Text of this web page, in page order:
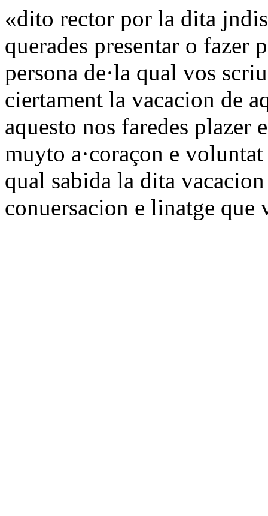
«dito rector por la dita
querades presentar o fazer
persona de·la qual vos
ciertament la vacacion de
aquesto nos faredes plazer
muyto a·coraçon e
qual sabida la dita
conuersacion e linatge que